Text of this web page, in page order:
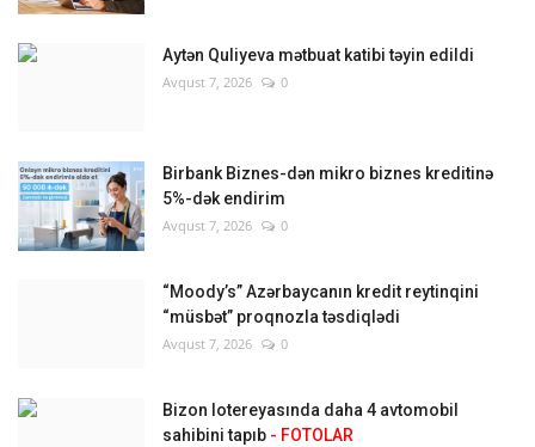
Aytən Quliyeva mətbuat katibi təyin edildi
Avqust 7, 2026 0
Birbank Biznes-dən mikro biznes kreditinə
5%-dək endirim
Avqust 7, 2026 0
“Moody’s” Azərbaycanın kredit reytinqini
“müsbət” proqnozla təsdiqlədi
Avqust 7, 2026 0
Bizon lotereyasında daha 4 avtomobil
sahibini tapıb - FOTOLAR